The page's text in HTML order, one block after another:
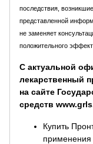
последствия,
представленной
не заменяет
положительного
С актуальной
лекарственный
на сайте
средств
Купить